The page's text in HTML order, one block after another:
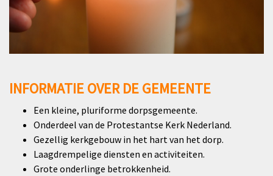
INFORMATIE OVER DE GEMEENTE
Een kleine, pluriforme dorpsgemeente.
Onderdeel van de Protestantse Kerk Nederland.
Gezellig kerkgebouw in het hart van het dorp.
Laagdrempelige diensten en activiteiten.
Grote onderlinge betrokkenheid.